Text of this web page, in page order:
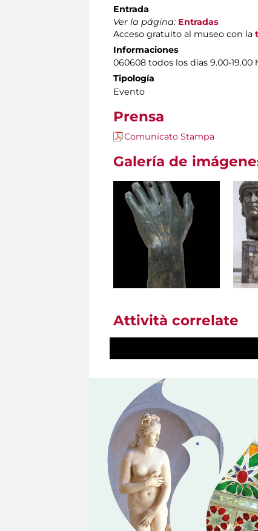
Entrada
Ver la página: Entradas
Acceso gratuito al museo con la
Informaciones
060608 todos los días 9.00-19.00
Tipología
Evento
Prensa
Comunicato Stampa
Galería de
Attività correlate